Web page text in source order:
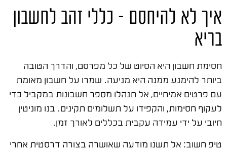
איך לא להיחסם – כללי זהב לחשבון
בריא
חסימת חשבון היא הסיוט של כל מפרסם, והדרך הטובה
ביותר להימנע ממנה היא מניעה. שמרו על חשבון מאומת
עם פרטים אמיתיים, אל תנהלו מספר חשבונות במקביל כדי
לעקוף חסימות, והקפידו על תשלומים תקינים. בנו מוניטין
חיובי על ידי עמידה עקבית בכללים לאורך זמן.
טיפ חשוב: אל תשנו מודעה שאושרה בצורה דרסטית אחרי